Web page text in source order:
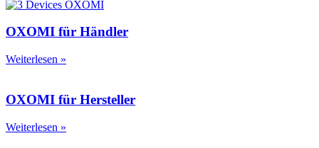
OXOMI für Händler
Weiterlesen »
OXOMI für Hersteller
Weiterlesen »